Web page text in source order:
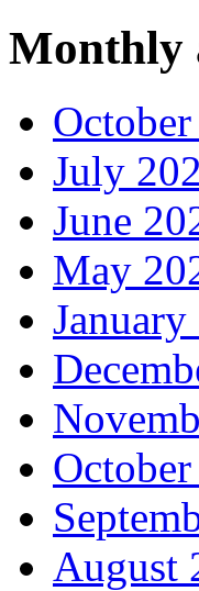
Monthly
July
June
May
August